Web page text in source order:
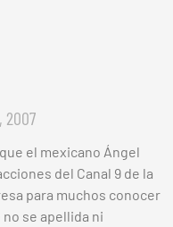
2007
el mexicano Ángel
del Canal 9 de la
para muchos conocer
se apellida ni